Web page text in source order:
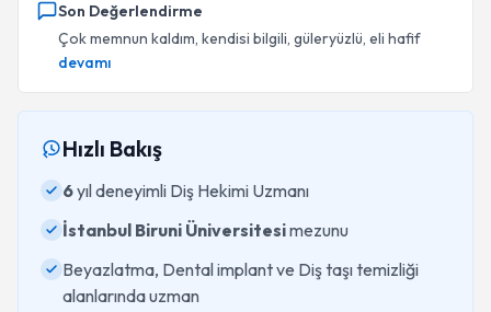
Son Değerlendirme
Çok memnun kaldım, kendisi bilgili, güleryüzlü, eli hafif
devamı
Hızlı Bakış
6yıl deneyimli Diş Hekimi Uzmanı
İstanbul Biruni Üniversitesimezunu
Beyazlatma, Dental implant ve Diş taşı temizliği
alanlarında uzman